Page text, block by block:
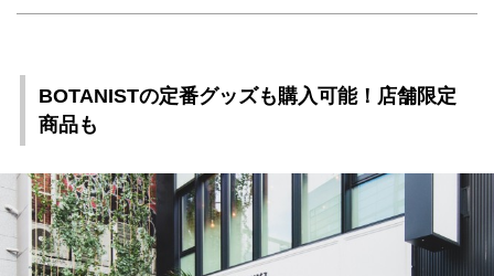
BOTANISTの定番グッズも購入可能！店舗限定
商品も